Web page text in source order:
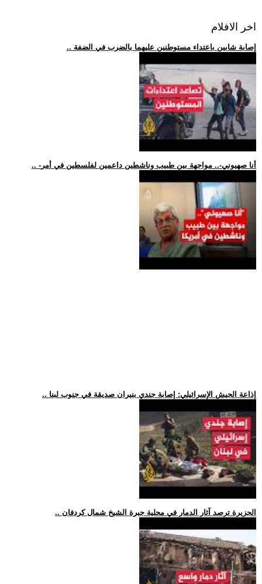
اخر الافلام
.. إصابة شابين باعتداء مستوطنين عليهما بالضرب في الضفة
.. -أنا صهيوني-.. مواجهة بين طبيب وناشطين داعمين لفلسطين في أمر
.. إذاعة الجيش الإسرائيلي: إصابة جندي بنيران صديقة في جنوب لبنا
.. الجزيرة ترصد آثار الدمار في محلية جبرة الشيخ شمال كردفان